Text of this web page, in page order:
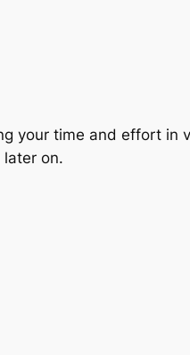
your time and effort in
on.